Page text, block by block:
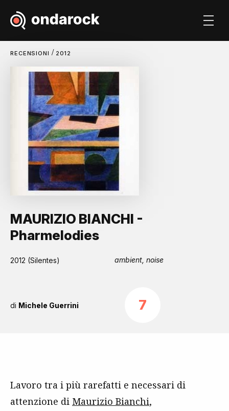
RECENSIONI / 2012
MAURIZIO BIANCHI -
Pharmelodies
2012 (Silentes) ambient, noise
di Michele Guerrini 7
Lavoro tra i più rarefatti e necessari di
attenzione di Maurizio Bianchi,